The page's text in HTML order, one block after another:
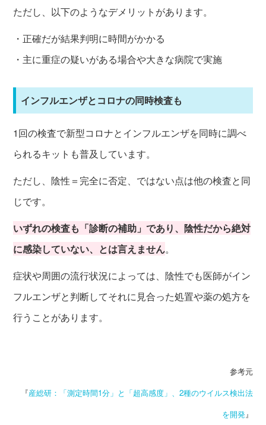
ただし、以下のようなデメリットがあります。
・正確だが結果判明に時間がかかる
・主に重症の疑いがある場合や大きな病院で実施
インフルエンザとコロナの同時検査も
1回の検査で新型コロナとインフルエンザを同時に調べ
られるキットも普及しています。
ただし、陰性＝完全に否定、ではない点は他の検査と同
じです。
いずれの検査も「診断の補助」であり、陰性だから絶対
に感染していない、とは言えません。
症状や周囲の流行状況によっては、陰性でも医師がイン
フルエンザと判断してそれに見合った処置や薬の処方を
行うことがあります。
参考元
『産総研：「測定時間1分」と「超高感度」、2種のウイルス検出法
を開発』